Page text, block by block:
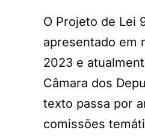
O Projeto de Lei
apresentado em
2023 e
Câmara dos
texto passa por
comissões